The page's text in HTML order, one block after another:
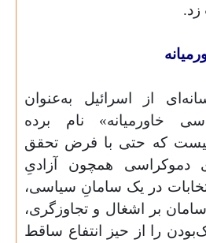
از اسرائیل به‌عنوان
خاورمیانه» نام برده
که حتی با فرض تحقق
دموکراسی همچون آزادیِ
در یک سامانِ سیاسی،
سامان بر اشغال و تجاوزگری،
را از حیز انتفاع ساقط